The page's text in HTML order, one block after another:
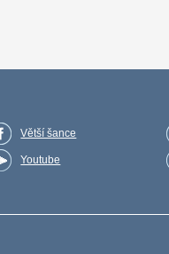
Větší šance
Youtube